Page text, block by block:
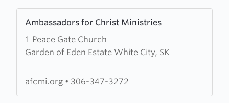
Ambassadors for Christ Ministries
1 Peace Gate Church
Garden of Eden Estate White City, SK
more
about
Ambassadors
Christ
afcmi.org • 306-347-3272